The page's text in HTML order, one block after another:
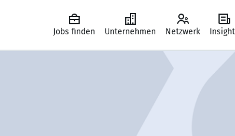
Jobs finden Unternehmen Netzwerk